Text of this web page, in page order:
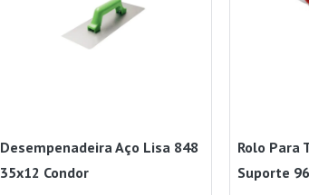
Desempenadeira Aço Lisa 848
35x12 Condor
Rolo Para
Suporte